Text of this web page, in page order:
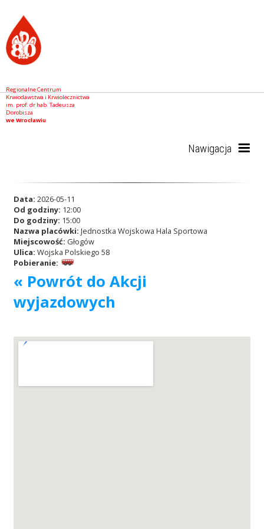
Regionalne Centrum
Krwiodawstwa i Krwiolecznictwa
im. prof. dr hab. Tadeusza
Dorobisza
we Wrocławiu
Nawigacja
RCKiK
Akcje wyjazdowe
Krwiodawcy
Szpitale
Data: 2026-05-11
Od godziny: 12:00
Do godziny: 15:00
Nazwa placówki: Jednostka Wojskowa Hala Sportowa
Miejscowość: Głogów
Ulica: Wojska Polskiego 58
Pobieranie:
« Powrót do Akcji
wyjazdowych